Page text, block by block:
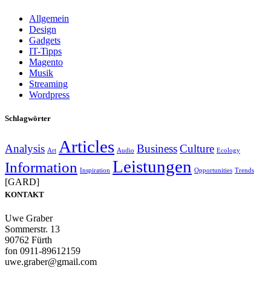
Allgemein
Design
Gadgets
IT-Tipps
Magento
Musik
Streaming
Wordpress
Schlagwörter
Analysis Art Articles Audio BusinessCulture Ecology
Information Inspiration Leistungen Opportunities Trends
[GARD]
KONTAKT
Uwe Graber
Sommerstr. 13
90762 Fürth
fon 0911-89612159
uwe.graber@gmail.com